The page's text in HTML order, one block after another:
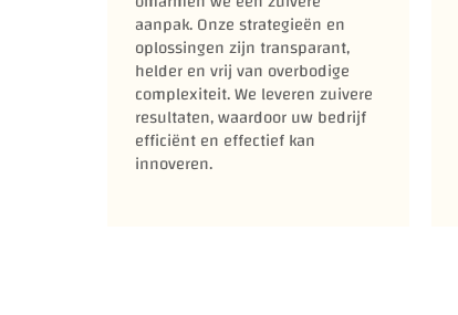
aanpak. Onze strategieën en
oplossingen zijn transparant,
helder en vrij van overbodige
complexiteit. We leveren zuivere
resultaten, waardoor uw bedrijf
efficiënt en effectief kan
innoveren.